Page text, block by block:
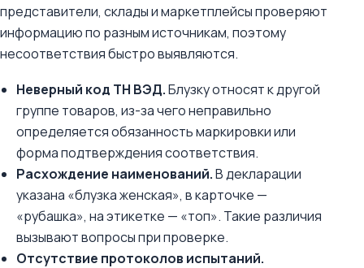
представители, склады и маркетплейсы проверяют
информацию по разным источникам, поэтому
несоответствия быстро выявляются.
Неверный код ТН ВЭД.Блузку относят к другой
группе товаров, из-за чего неправильно
определяется обязанность маркировки или
форма подтверждения соответствия.
Расхождение наименований.В декларации
указана «блузка женская», в карточке —
«рубашка», на этикетке — «топ». Такие различия
вызывают вопросы при проверке.
Отсутствие протоколов испытаний.